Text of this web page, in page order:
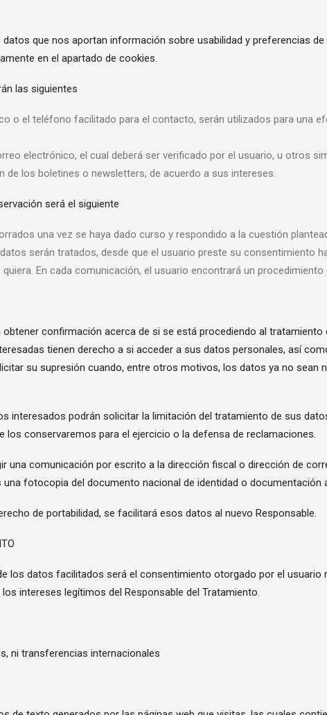
que nos aportan información sobre usabilidad y preferencias
en el apartado de cookies.
las siguientes
o el teléfono facilitado para el contacto, serán utilizados para una
electrónico, el cual deberá ser verificado por el usuario, u otros
de los boletines o newsletters, de acuerdo a sus intereses.
será el siguiente
una vez se haya dado curso y respondido a la cuestión
serán tratados, desde que el usuario preste su consentimiento
En cada comunicación, el usuario encontrará un
obtener confirmación acerca de si se está procediendo al
tienen derecho a si acceder a sus datos personales, así
su supresión cuando, entre otros motivos, los datos ya no sean
interesados podrán solicitar la limitación del tratamiento de sus
los conservaremos para el ejercicio o la defensa de reclamaciones.
una comunicación por escrito a la dirección fiscal o dirección de
fotocopia del documento nacional de identidad o documentación
de portabilidad, se facilitará esos datos al nuevo Responsable.
los datos facilitados será el consentimiento otorgado por el usuario
intereses legítimos del Responsable del Tratamiento.
ni transferencias internacionales